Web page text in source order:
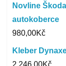
Novline
autokoberce
980,00Kč
Kleber
2 246,00Kč